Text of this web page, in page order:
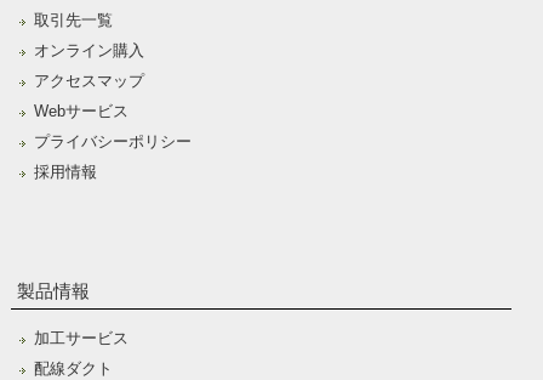
取引先一覧
オンライン購入
アクセスマップ
Webサービス
プライバシーポリシー
採用情報
製品情報
加工サービス
配線ダクト